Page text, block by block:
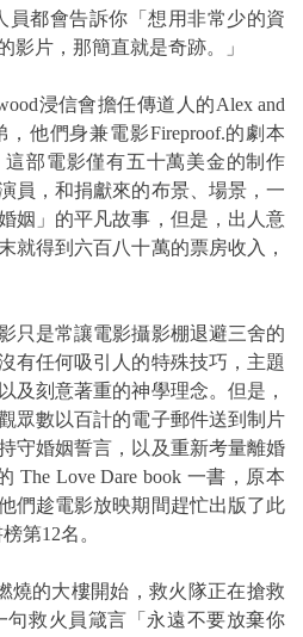
員都會告訴你「想用非常少的資
影片，那簡直就是奇跡。」
浸信會擔任傳道人的Alex and
，他們身兼電影Fireproof.的劇本
部電影僅有五十萬美金的制作
員，和捐獻來的布景、場景，一
姻」的平凡故事，但是，出人意
就得到六百八十萬的票房收入，
只是常讓電影攝影棚退避三舍的
有任何吸引人的特殊技巧，主題
及刻意著重的神學理念。但是，
眾數以百計的電子郵件送到制片
守婚姻誓言，以及重新考量離婚
The Love Dare book 一書，原本
們趁電影放映期間趕忙出版了此
第12名。
燒的大樓開始，救火隊正在搶救
句救火員箴言「永遠不要放棄你